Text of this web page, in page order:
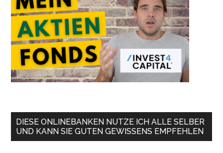
DIESE ONLINEBANKEN NUTZE ICH ALLE SELBER
UND KANN SIE GUTEN GEWISSENS EMPFEHLEN